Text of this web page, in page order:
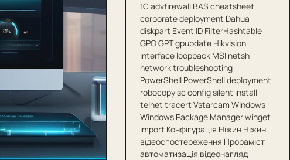
1Сadvfirewall BAS cheatsheet
corporate deployment Dahua
diskpart Event ID FilterHashtable
GPOGPTgpupdate Hikvision
interface loopback MSI netsh
network troubleshooting
PowerShell PowerShell deployment
robocopysc configsilent install
telnet tracert Vstarcam Windows
Windows Package Managerwinget
import Конфігурація Ніжин Ніжин
відеоспостереження Прораміст
автоматизація відеонагляд